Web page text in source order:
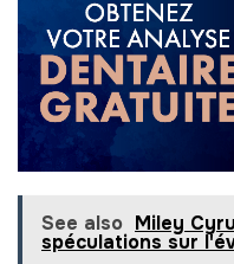
See also Miley
spéculations sur